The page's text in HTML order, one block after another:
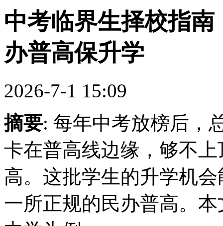
中考临界生择校指
办普高保升学
2026-7-1 15:09
摘要: 每年中考放榜后
卡在普高线边缘，够不
高。这批学生的升学机
一所正规的民办普高。